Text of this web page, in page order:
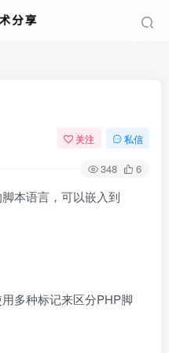
关注 私信
348 6
本语言，可以嵌入到
多种标记来区分PHP脚